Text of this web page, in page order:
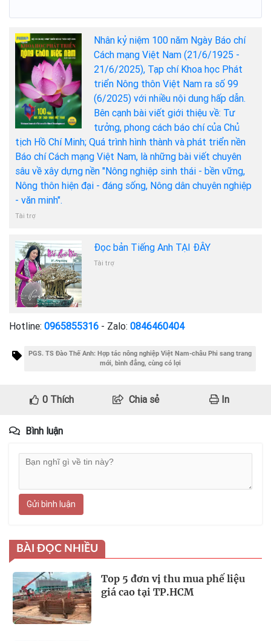
Nhân kỷ niệm 100 năm Ngày Báo chí
Cách mạng Việt Nam (21/6/1925 -
21/6/2025), Tạp chí Khoa học Phát
triển Nông thôn Việt Nam ra số 99
(6/2025) với nhiều nội dung hấp dẫn.
Bên cạnh bài viết giới thiệu về: Tư
tưởng, phong cách báo chí của Chủ
tịch Hồ Chí Minh; Quá trình hình thành và phát triển nền
Báo chí Cách mạng Việt Nam, là những bài viết chuyên
sâu về xây dựng nền "Nông nghiệp sinh thái - bền vững,
Nông thôn hiện đại - đáng sống, Nông dân chuyên nghiệp
- văn minh".
Tài trợ
Đọc bản Tiếng Anh TẠI ĐÂY
Tài trợ
Hotline: 0965855316 - Zalo: 0846460404
PGS. TS Đào Thế Anh: Hợp tác nông nghiệp Việt Nam-châu Phi sang trang
mới, bình đẳng, cùng có lợi
0Thích Chia sẻ In
Bình luận
Gửi bình luận
BÀI ĐỌC NHIỀU
Top 5 đơn vị thu mua phế liệu
giá cao tại TP.HCM